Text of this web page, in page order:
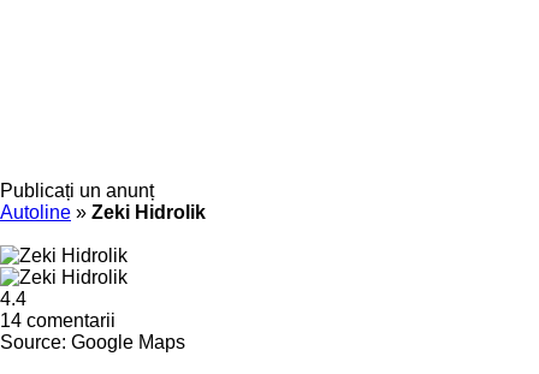
Publicați un anunț
Autoline » Zeki Hidrolik
4.4
14 comentarii
Source: Google Maps